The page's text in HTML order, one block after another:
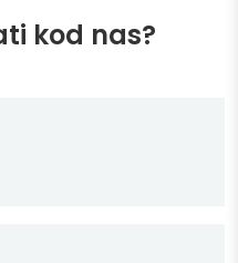
kod nas?